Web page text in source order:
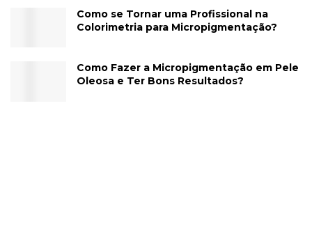
Como se Tornar uma Profissional na
Colorimetria para Micropigmentação?
Como Fazer a Micropigmentação em Pele
Oleosa e Ter Bons Resultados?